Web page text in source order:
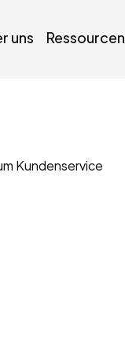
uns Ressourcen
Kundenservice